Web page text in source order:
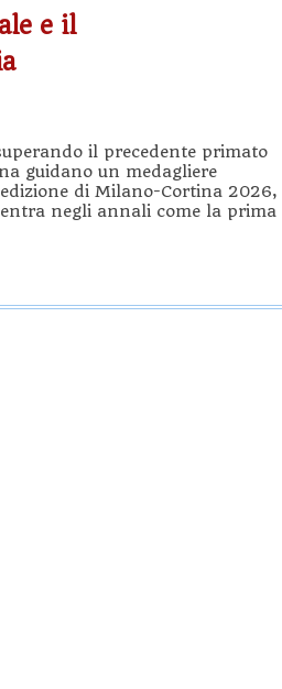
e il
il precedente primato
guidano un medagliere
di Milano-Cortina 2026,
negli annali come la prima